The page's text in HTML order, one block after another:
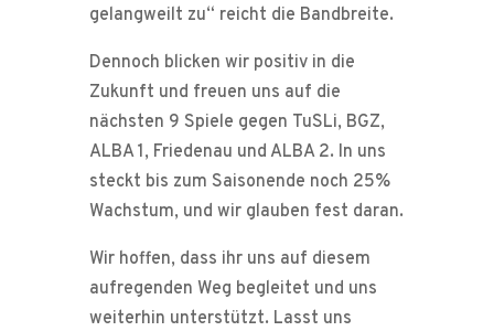
gelangweilt zu“ reicht die Bandbreite.
Dennoch blicken wir positiv in die
Zukunft und freuen uns auf die
nächsten 9 Spiele gegen TuSLi, BGZ,
ALBA 1, Friedenau und ALBA 2. In uns
steckt bis zum Saisonende noch 25%
Wachstum, und wir glauben fest daran.
Wir hoffen, dass ihr uns auf diesem
aufregenden Weg begleitet und uns
weiterhin unterstützt. Lasst uns